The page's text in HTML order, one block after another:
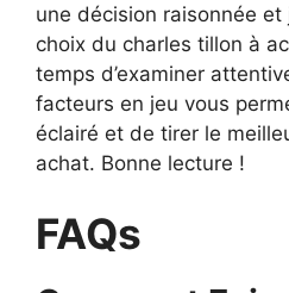
une décision raisonnée
choix du charles tillon à
temps d’examiner
facteurs en jeu vous
éclairé et de tirer le
achat. Bonne lecture !
FAQs